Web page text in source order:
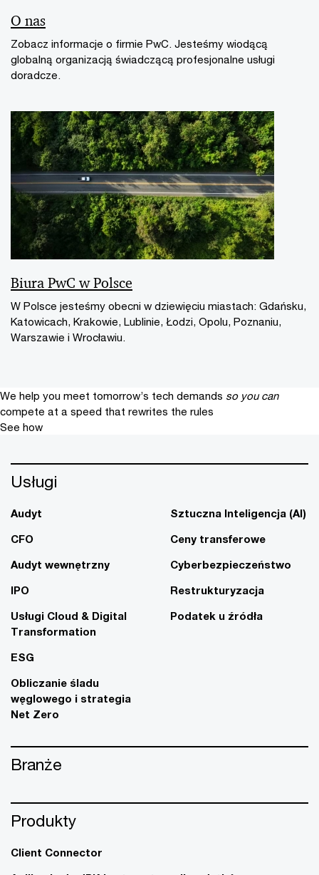
O nas
Zobacz informacje o firmie PwC. Jesteśmy wiodącą
globalną organizacją świadczącą profesjonalne usługi
doradcze.
Biura PwC w Polsce
W Polsce jesteśmy obecni w dziewięciu miastach: Gdańsku,
Katowicach, Krakowie, Lublinie, Łodzi, Opolu, Poznaniu,
Warszawie i Wrocławiu.
We help you meet tomorrow’s tech demands so you can
compete at a speed that rewrites the rules
See how
Usługi
Audyt
CFO
Audyt wewnętrzny
IPO
Usługi Cloud & Digital
Transformation
ESG
Obliczanie śladu
węglowego i strategia
Net Zero
Sztuczna Inteligencja (AI)
Ceny transferowe
Cyberbezpieczeństwo
Restrukturyzacja
Podatek u źródła
Branże
Produkty
Client Connector